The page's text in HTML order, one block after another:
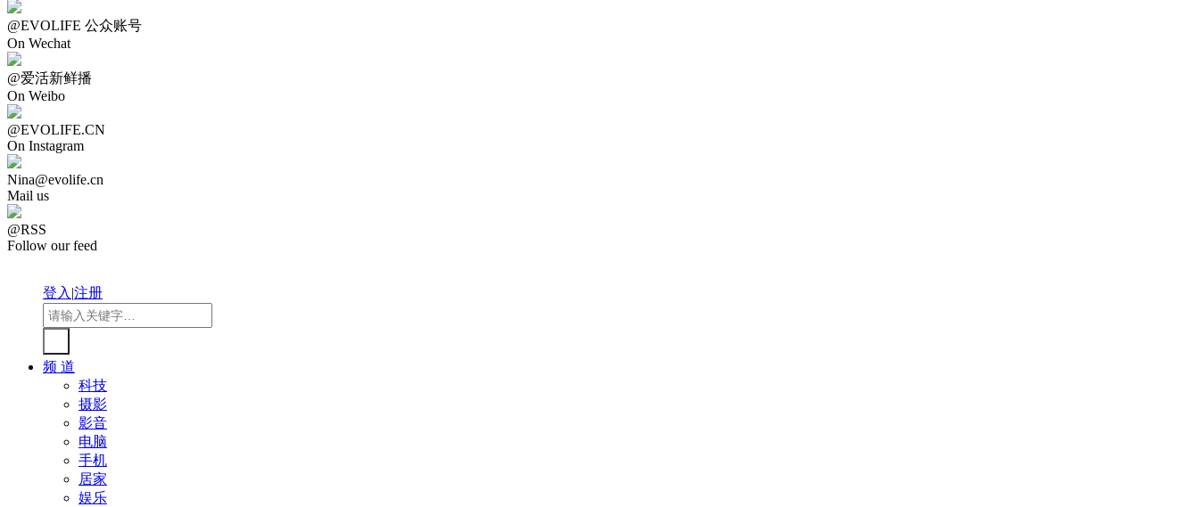
@EVOLIFE 公众账号
On Wechat
@爱活新鲜播
On Weibo
@EVOLIFE.CN
On Instagram
Nina@evolife.cn
Mail us
@RSS
Follow our feed
登入|注册
频 道
科技
摄影
影音
电脑
手机
居家
娱乐